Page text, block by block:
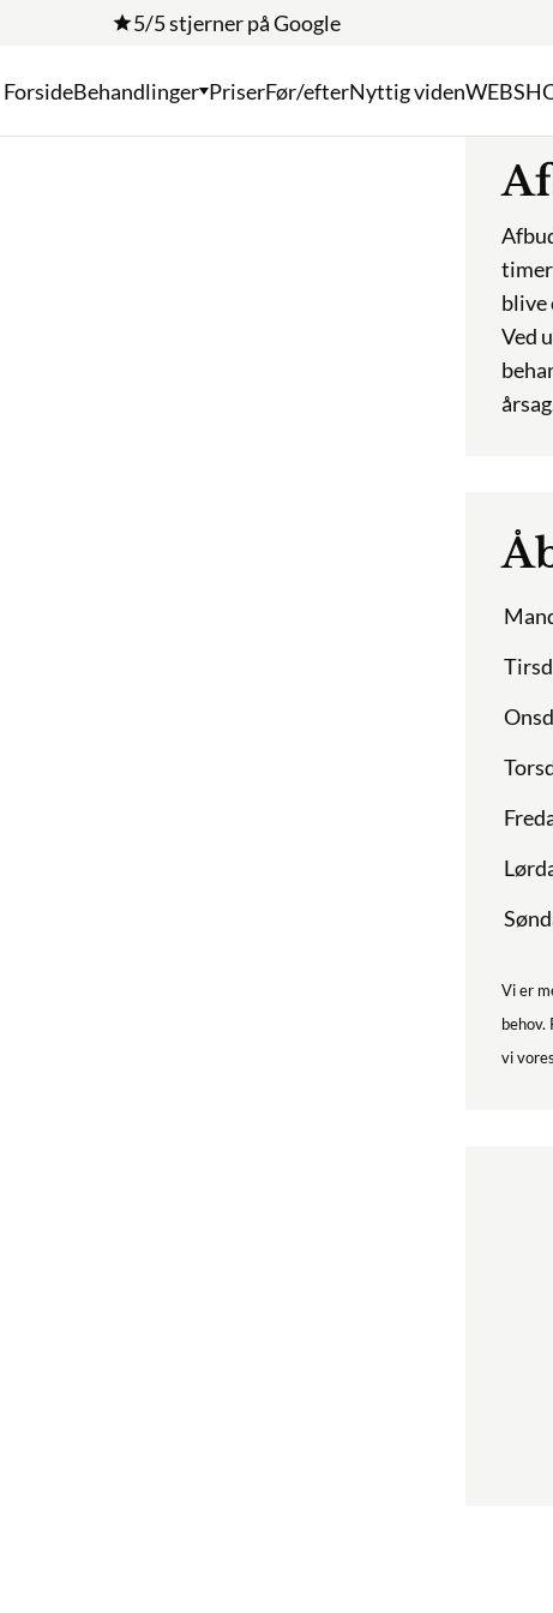
5/5 stjerner på Google
ForsideBehandlinger PriserFør/efterNyttig viden
timer
blive
Ved
Vi er
behov.
vi